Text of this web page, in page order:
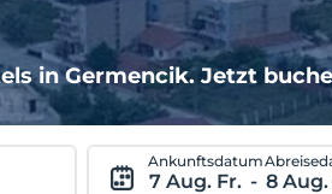
in Germencik. Jetzt
Ankunftsdatum
7 Aug. Fr. - 8 Aug.